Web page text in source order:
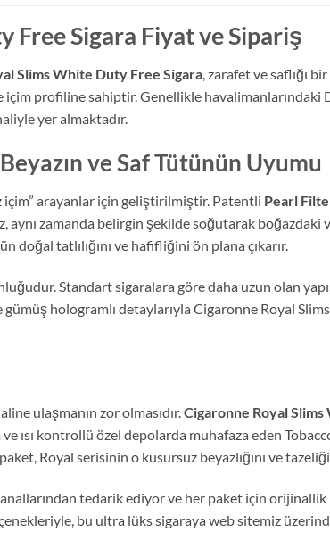
Free Sigara Fiyat ve Sipariş
Slims White Duty Free Sigara, zarafet ve saflığı
profiline sahiptir. Genellikle havalimanlarındaki
yer almaktadır.
ve Saf Tütünün Uyumu
içim” arayanlar için geliştirilmiştir. Patentli Pearl
aynı zamanda belirgin şekilde soğutarak
doğal tatlılığını ve hafifliğini ön plana çıkarır.
Standart sigaralara göre daha uzun olan
gümüş hologramlı detaylarıyla Cigaronne Royal
ulaşmanın zor olmasıdır.Cigaronne Royal
kontrollü özel depolarda muhafaza eden
Royal serisinin o kusursuz beyazlığını ve
tedarik ediyor ve her paket için orijinallik
bu ultra lüks sigaraya web sitemiz